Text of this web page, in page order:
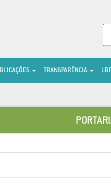
TRANSPARÊNCIA